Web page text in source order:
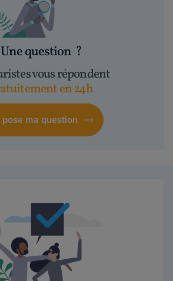
Une question ?
vous répondent
en 24h
pose ma question